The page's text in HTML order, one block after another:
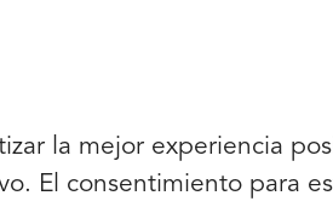
la mejor experiencia
El consentimiento para